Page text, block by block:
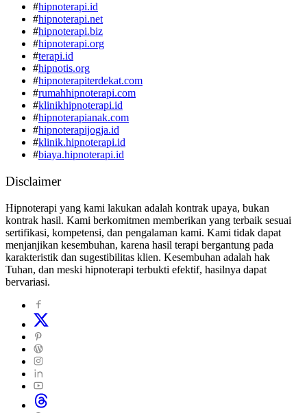
#hipnoterapi.id
#hipnoterapi.net
#hipnoterapi.biz
#hipnoterapi.org
#terapi.id
#hipnotis.org
#hipnoterapiterdekat.com
#rumahhipnoterapi.com
#klinikhipnoterapi.id
#hipnoterapianak.com
#hipnoterapijogja.id
#klinik.hipnoterapi.id
#biaya.hipnoterapi.id
Disclaimer
Hipnoterapi yang kami lakukan adalah kontrak upaya, bukan
kontrak hasil. Kami berkomitmen memberikan yang terbaik sesuai
sertifikasi, kompetensi, dan pengalaman kami. Kami tidak dapat
menjanjikan kesembuhan, karena hasil terapi bergantung pada
karakteristik dan sugestibilitas klien. Kesembuhan adalah hak
Tuhan, dan meski hipnoterapi terbukti efektif, hasilnya dapat
bervariasi.